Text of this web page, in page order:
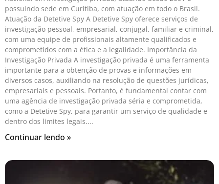
possuindo sede em Curitiba, com atuação em todo o Brasil.
Atuação da Detetive Spy A Detetive Spy oferece serviços de
investigação pessoal, empresarial, conjugal, familiar e criminal,
com uma equipe de profissionais altamente qualificados e
comprometidos com a ética e a legalidade. Importância da
Investigação Privada A investigação privada é uma ferramenta
importante para a obtenção de provas e informações em
diversos casos, auxiliando na resolução de questões jurídicas,
empresariais e pessoais. Portanto, é fundamental contar com
uma agência de investigação privada séria e comprometida,
como a Detetive Spy, para garantir um serviço de qualidade e
dentro dos limites legais.
Continuar lendo »